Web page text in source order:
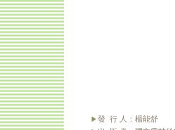
發 行 人：楊能舒